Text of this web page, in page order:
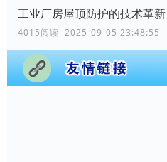
4015阅读 2025-09-05 23:48:55